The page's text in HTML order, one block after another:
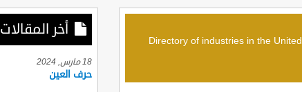
دليل الصناعات في الولايات المتحدة الأمريكية , شركات صناعية في الولايات المتحدة الأمريكية , Directory of industries in the United
أخر المقالات
18 مارس, 2024
حرف العين